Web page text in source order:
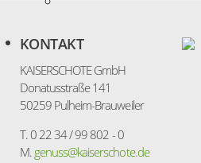
KONTAKT
KAISERSCHOTE GmbH
Donatusstraße 141
50259 Pulheim-Brauweiler
T. 0 22 34 / 99 802 - 0
M. genuss@kaiserschote.de